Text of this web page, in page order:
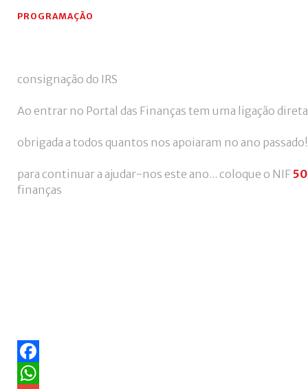
PROGRAMAÇÃO
consignação do IRS
Ao entrar no Portal das Finanças tem uma ligação direta
obrigada a todos quantos nos apoiaram no ano passado!
para continuar a ajudar-nos este ano... coloque o NIF
finanças
Facebook